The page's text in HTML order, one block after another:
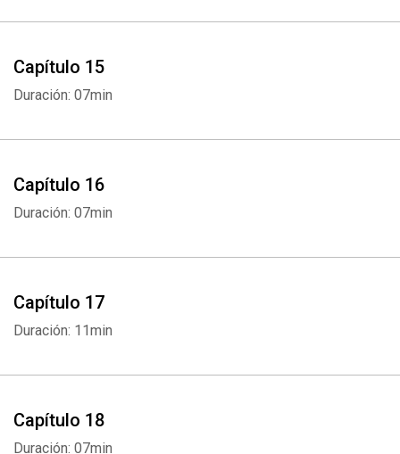
Capítulo 15
Duración: 07min
Capítulo 16
Duración: 07min
Capítulo 17
Duración: 11min
Capítulo 18
Duración: 07min